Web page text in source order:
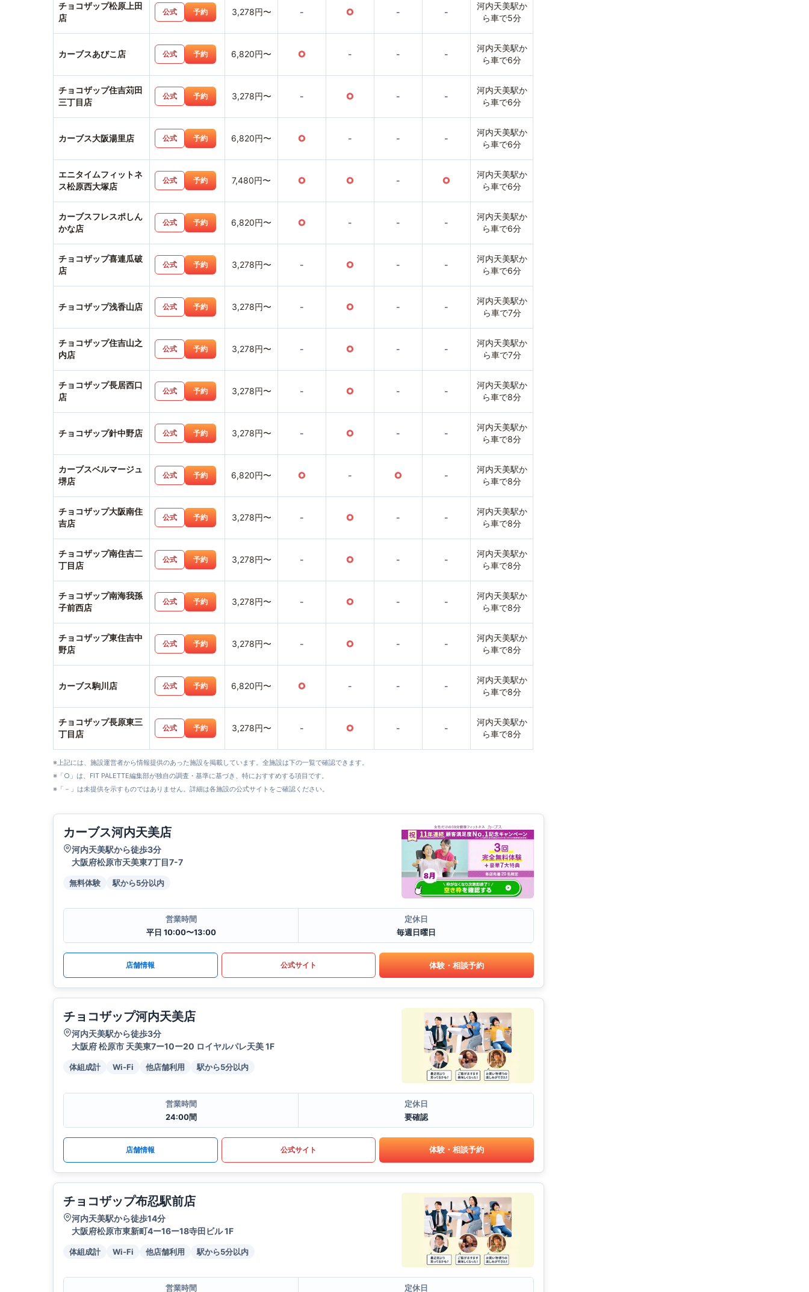
チョコザップ松原上田
店
公式 予約 3,278円〜 - ○ - -
河内天美駅か
ら車で5分
カーブスあびこ店 公式 予約 6,820円〜 ○ - - -
河内天美駅か
ら車で6分
チョコザップ住吉苅田
三丁目店
公式 予約 3,278円〜 - ○ - -
河内天美駅か
ら車で6分
カーブス大阪湯里店 公式 予約 6,820円〜 ○ - - -
河内天美駅か
ら車で6分
エニタイムフィットネ
ス松原西大塚店
公式 予約 7,480円〜 ○ ○ - ○
河内天美駅か
ら車で6分
カーブスフレスポしん
かな店
公式 予約 6,820円〜 ○ - - -
河内天美駅か
ら車で6分
チョコザップ喜連瓜破
店
公式 予約 3,278円〜 - ○ - -
河内天美駅か
ら車で6分
チョコザップ浅香山店 公式 予約 3,278円〜 - ○ - -
河内天美駅か
ら車で7分
チョコザップ住吉山之
内店
公式 予約 3,278円〜 - ○ - -
河内天美駅か
ら車で7分
チョコザップ長居西口
店
公式 予約 3,278円〜 - ○ - -
河内天美駅か
ら車で8分
チョコザップ針中野店 公式 予約 3,278円〜 - ○ - -
河内天美駅か
ら車で8分
カーブスベルマージュ
堺店
公式 予約 6,820円〜 ○ - ○ -
河内天美駅か
ら車で8分
チョコザップ大阪南住
吉店
公式 予約 3,278円〜 - ○ - -
河内天美駅か
ら車で8分
チョコザップ南住吉二
丁目店
公式 予約 3,278円〜 - ○ - -
河内天美駅か
ら車で8分
チョコザップ南海我孫
子前西店
公式 予約 3,278円〜 - ○ - -
河内天美駅か
ら車で8分
チョコザップ東住吉中
野店
公式 予約 3,278円〜 - ○ - -
河内天美駅か
ら車で8分
カーブス駒川店 公式 予約 6,820円〜 ○ - - -
河内天美駅か
ら車で8分
チョコザップ長原東三
丁目店
公式 予約 3,278円〜 - ○ - -
河内天美駅か
ら車で8分
※上記には、施設運営者から情報提供のあった施設を掲載しています。全施設は下の一覧で確認できます。
※「○」は、FIT PALETTE編集部が独自の調査・基準に基づき、特におすすめする項目です。
※「－」は未提供を示すものではありません。詳細は各施設の公式サイトをご確認ください。
カーブス河内天美店
河内天美駅から徒歩3分
大阪府松原市天美東7丁目7-7
無料体験 駅から5分以内
営業時間
平日 10:00〜13:00
定休日
毎週日曜日
店舗情報 公式サイト 体験・相談予約
チョコザップ河内天美店
河内天美駅から徒歩3分
大阪府 松原市 天美東7ー10ー20 ロイヤルパレ天美 1F
体組成計 Wi-Fi 他店舗利用 駅から5分以内
営業時間
24:00間
定休日
要確認
店舗情報 公式サイト 体験・相談予約
チョコザップ布忍駅前店
河内天美駅から徒歩14分
大阪府松原市東新町4ー16ー18寺田ビル 1F
体組成計 Wi-Fi 他店舗利用 駅から5分以内
営業時間 定休日